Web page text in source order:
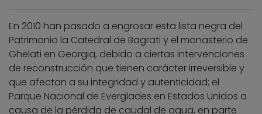
En 2010 han pasado a engrosar esta lista negra del
Patrimonio la Catedral de Bagrati y el monasterio de
Ghelati en Georgia, debido a ciertas intervenciones
de reconstrucción que tienen carácter irreversible y
que afectan a su integridad y autenticidad; el
Parque Nacional de Everglades en Estados Unidos a
causa de la pérdida de caudal de agua, en parte